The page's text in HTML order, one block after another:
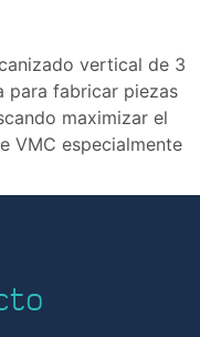
vertical de 3
para fabricar piezas
maximizar el
VMC especialmente